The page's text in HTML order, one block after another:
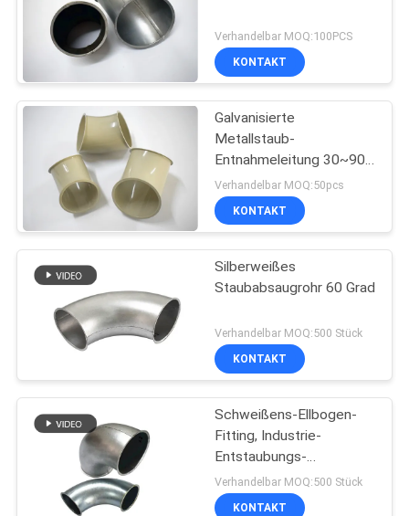
Verhandelbar MOQ:100PCS
KONTAKT
Galvanisierte
Metallstaub-
Entnahmeleitung 30~90
Grad in der Staub-
Chemikalien-Architektur
Verhandelbar MOQ:50pcs
KONTAKT
Silberweißes
Staubabsaugrohr 60 Grad
Verhandelbar MOQ:500 Stück
KONTAKT
Schweißens-Ellbogen-
Fitting, Industrie-
Entstaubungs-
Metallstaubabsaugungs-
Rohr
Verhandelbar MOQ:500 Stück
KONTAKT